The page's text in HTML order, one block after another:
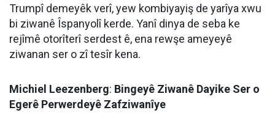
Trumpî demeyêk verî, yew kombiyayiş de yarîya xwu
bi ziwanê Îspanyolî kerde. Yanî dinya de seba ke
rejîmê otorîterî serdest ê, ena rewşe ameyeyê
ziwanan ser o zî tesîr kena.
Michiel Leezenberg: Bingeyê Ziwanê Dayike Ser o
Egerê Perwerdeyê Zafziwanîye